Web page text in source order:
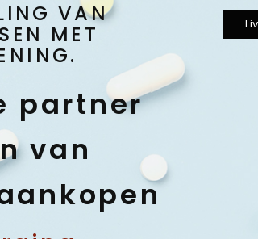
VAN
MET
partner
van